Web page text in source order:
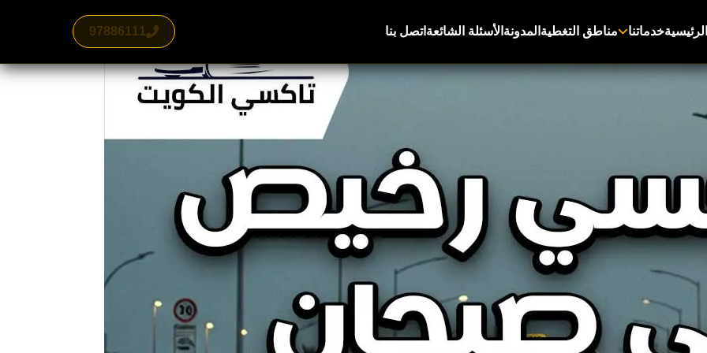
الرئيسيةخدماتنا مناطق التغطية المدونة الأسئلة الشائعة اتصل بنا 97886111